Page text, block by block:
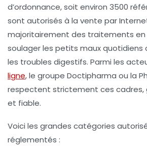
d’ordonnance, soit environ 3500
sont autorisés à la vente par
majoritairement des traitements
soulager les petits maux quotidiens
les troubles digestifs. Parmi les
ligne, le groupe Doctipharma ou la
respectent strictement ces
et fiable.
Voici les grandes catégories
réglementés :